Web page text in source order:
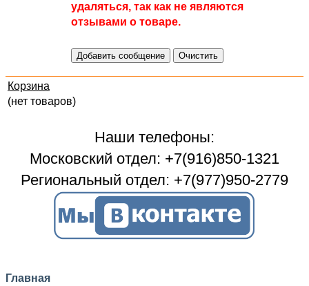
удаляться, так как не являются
отзывами о товаре.
Корзина
(нет товаров)
Наши телефоны:
Московский отдел: +7(916)850-1321
Региональный отдел: +7(977)950-2779
Главная